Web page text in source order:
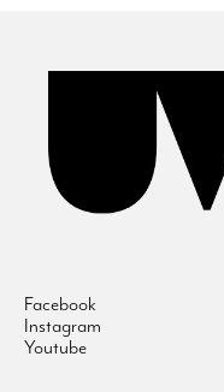
Facebook
Instagram
Youtube